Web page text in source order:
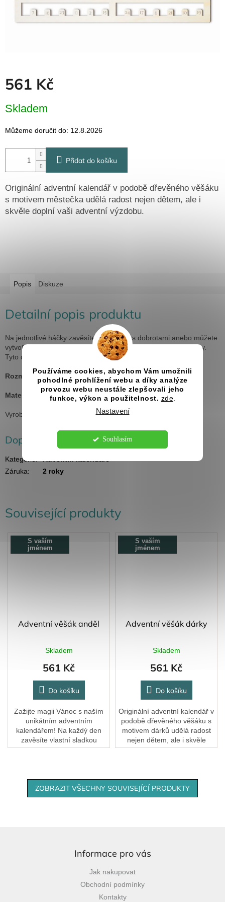
Používáme cookies, abychom Vám umožnili
pohodlné prohlížení webu a díky analýze
provozu webu neustále zlepšovali jeho
funkce, výkon a použitelnost. zde
Nastavení
Souhlasím
dárkové
krabičky
Halloween
561 Kč
cena:
Skladem
Můžeme doručit do: 12.8.2026
Přidat do košíku
Originální adventní kalendář v podobě dřevěného věšáku
s motivem městečka udělá radost nejen dětem, ale i
skvěle doplní vaši adventní výzdobu.
Související produkty
S vaším
jménem
Adventní věšák anděl
Skladem
561 Kč
Do košíku
Zažijte magii Vánoc s naším
unikátním adventním
kalendářem! Na každý den
zavěsíte vlastní sladkou
drobnost zavěšením sáčku na
S vaším
jménem
Adventní věšák dárky
Skladem
561 Kč
Do košíku
Originální adventní kalendář v
podobě dřevěného věšáku s
motivem dárků udělá radost
nejen dětem, ale i skvěle
doplní vaši adventní výzdobu.
ZOBRAZIT VŠECHNY SOUVISEJÍCÍ PRODUKTY
Popis Diskuze
Detailní popis produktu
Na jednotlivé háčky zavěsíte buď sáčky s dobrotami anebo můžete
vytvořit malé dárečky a zavěsit je za pomoci provázku či stužky.
Tyto doplňky nejsou součástí dodávky.
Rozměry: 60x28 cm
Materiál: topol
Vyrobeno v České republice
Doplňkové parametry
Kategorie:
Adventní kalendáře
Záruka: 2 roky
Informace pro vás
Jak nakupovat
Obchodní podmínky
Kontakty